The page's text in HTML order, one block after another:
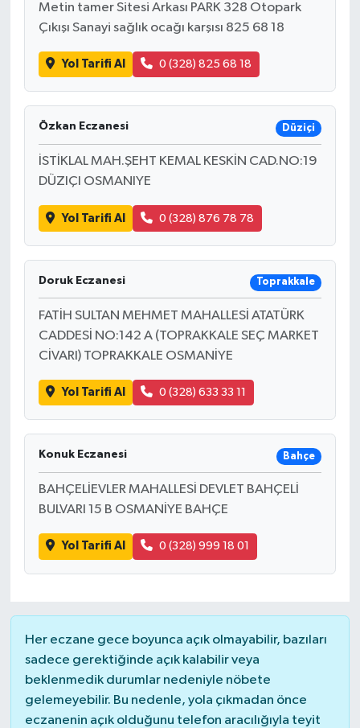
Metin tamer Sitesi Arkası PARK 328 Otopark
Çıkışı Sanayi sağlık ocağı karşısı 825 68 18
Yol Tarifi Al 0 (328) 825 68 18
Özkan Eczanesi Düziçi
İSTİKLAL MAH.ŞEHT KEMAL KESKİN CAD.NO:19
DÜZIÇI OSMANIYE
Yol Tarifi Al 0 (328) 876 78 78
Doruk Eczanesi Toprakkale
FATİH SULTAN MEHMET MAHALLESİ ATATÜRK
CADDESİ NO:142 A (TOPRAKKALE SEÇ MARKET
CİVARI) TOPRAKKALE OSMANİYE
Yol Tarifi Al 0 (328) 633 33 11
Konuk Eczanesi Bahçe
BAHÇELİEVLER MAHALLESİ DEVLET BAHÇELİ
BULVARI 15 B OSMANİYE BAHÇE
Yol Tarifi Al 0 (328) 999 18 01
Her eczane gece boyunca açık olmayabilir, bazıları
sadece gerektiğinde açık kalabilir veya
beklenmedik durumlar nedeniyle nöbete
gelemeyebilir. Bu nedenle, yola çıkmadan önce
eczanenin açık olduğunu telefon aracılığıyla teyit